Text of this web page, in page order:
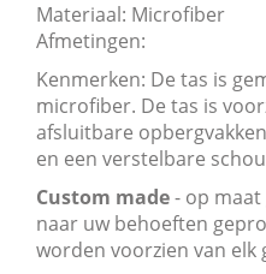
Materiaal: Microfiber
Afmetingen:
Kenmerken: De tas is
microfiber. De tas is
afsluitbare
en een verstelbare
Custom made- op
naar uw behoeften
worden voorzien van elk